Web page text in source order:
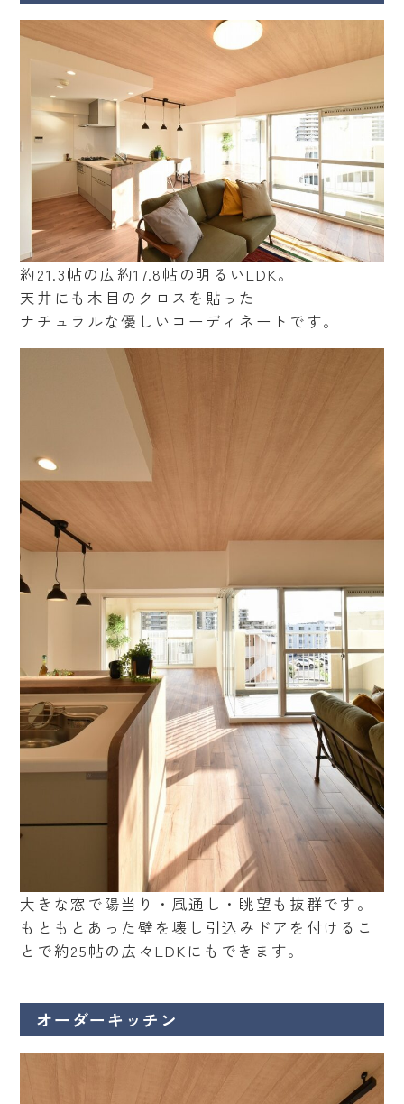
約21.3帖の広約17.8帖の明るいLDK。
天井にも木目のクロスを貼った
ナチュラルな優しいコーディネートです。
大きな窓で陽当り・風通し・眺望も抜群です。
もともとあった壁を壊し引込みドアを付けるこ
とで約25帖の広々LDKにもできます。
オーダーキッチン